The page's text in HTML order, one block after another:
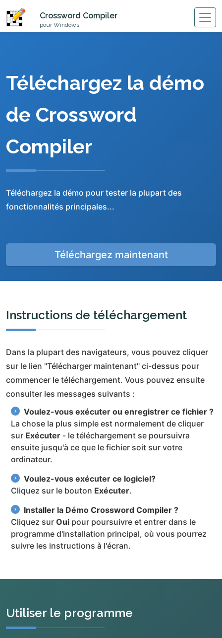
Crossword Compiler
pour Windows
Téléchargez la démo
de Crossword
Compiler
Téléchargez la démo pour tester la plupart des
fonctionnalités principales...
Téléchargez maintenant
Instructions de téléchargement
Dans la plupart des navigateurs, vous pouvez cliquer
sur le lien "Télécharger maintenant" ci-dessus pour
commencer le téléchargement. Vous pouvez ensuite
consulter les messages suivants :
Voulez-vous exécuter ou enregistrer ce fichier ?
La chose la plus simple est normalement de cliquer
sur Exécuter - le téléchargement se poursuivra
ensuite jusqu'à ce que le fichier soit sur votre
ordinateur.
Voulez-vous exécuter ce logiciel?
Cliquez sur le bouton Exécuter.
Installer la Démo Crossword Compiler ?
Cliquez sur Oui pour poursuivre et entrer dans le
programme d'installation principal, où vous pourrez
suivre les instructions à l'écran.
Utiliser le programme